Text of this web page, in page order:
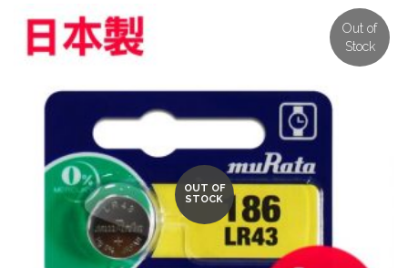
Out of
Stock
OUT OF
STOCK